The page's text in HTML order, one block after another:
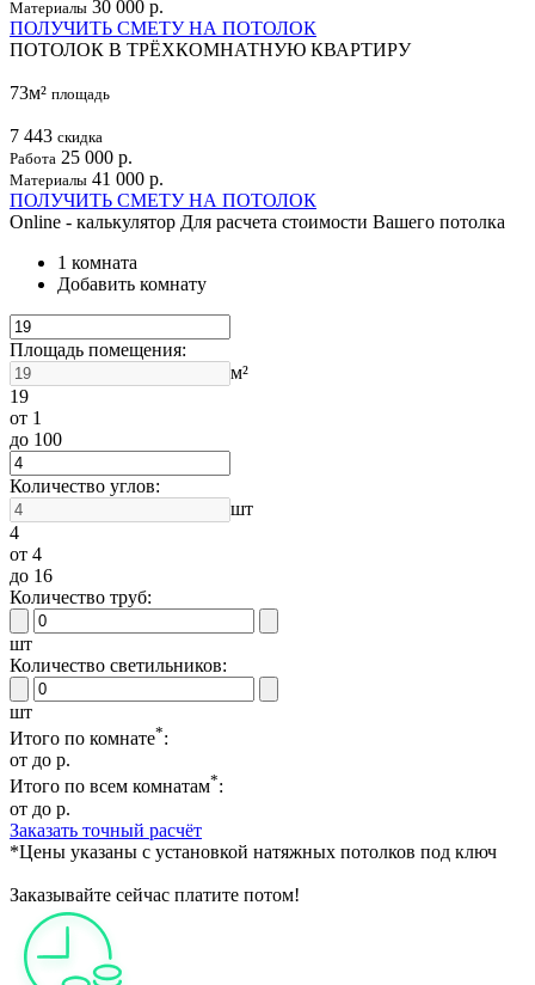
Материалы 30 000 р.
ПОЛУЧИТЬ СМЕТУ НА ПОТОЛОК
ПОТОЛОК В ТРЁХКОМНАТНУЮ КВАРТИРУ
73м² площадь
7 443 скидка
Работа 25 000 р.
Материалы 41 000 р.
ПОЛУЧИТЬ СМЕТУ НА ПОТОЛОК
Online - калькулятор Для расчета стоимости Вашего потолка
1 комната
Добавить комнату
Площадь помещения:
м²
19
от 1
до 100
Количество углов:
шт
4
от 4
до 16
Количество труб:
шт
Количество светильников:
шт
Итого по комнате*:
от до р.
Итого по всем комнатам*:
от до р.
Заказать точный расчёт
*Цены указаны с установкой натяжных потолков под ключ
Заказывайте сейчас платите потом!